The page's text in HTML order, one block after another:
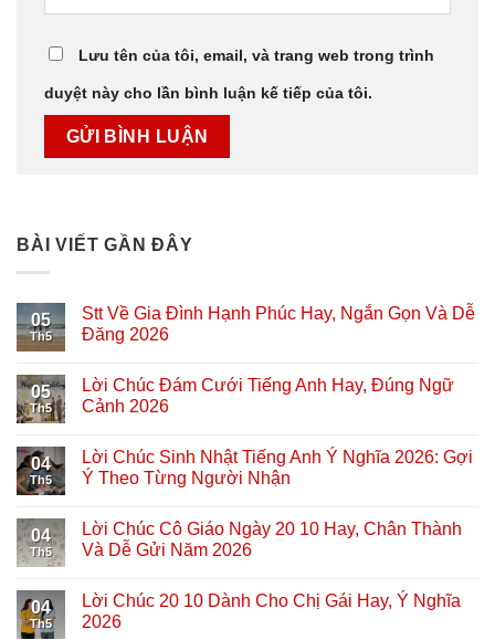
Lưu tên của tôi, email, và trang web trong trình
duyệt này cho lần bình luận kế tiếp của tôi.
BÀI VIẾT GẦN ĐÂY
05
Th5
Stt Về Gia Đình Hạnh Phúc Hay, Ngắn Gọn Và Dễ
Đăng 2026
05
Th5
Lời Chúc Đám Cưới Tiếng Anh Hay, Đúng Ngữ
Cảnh 2026
04
Th5
Lời Chúc Sinh Nhật Tiếng Anh Ý Nghĩa 2026: Gợi
Ý Theo Từng Người Nhận
04
Th5
Lời Chúc Cô Giáo Ngày 20 10 Hay, Chân Thành
Và Dễ Gửi Năm 2026
04
Th5
Lời Chúc 20 10 Dành Cho Chị Gái Hay, Ý Nghĩa
2026